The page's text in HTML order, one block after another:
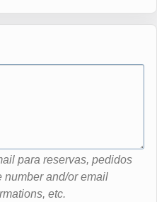
para reservas, pedidos
number and/or email
etc.